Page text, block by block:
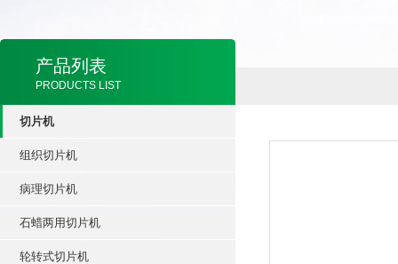
产品列表
PRODUCTS LIST
切片机
组织切片机
病理切片机
石蜡两用切片机
轮转式切片机